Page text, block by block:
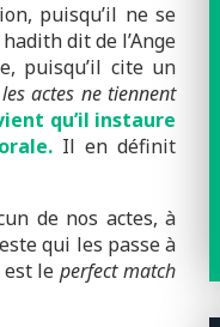
puisqu’il ne se
dit de l’Ange
puisqu’il cite un
actes ne tiennent
qu’il instaure
Il en définit
de nos actes, à
qui les passe à
est leperfect match